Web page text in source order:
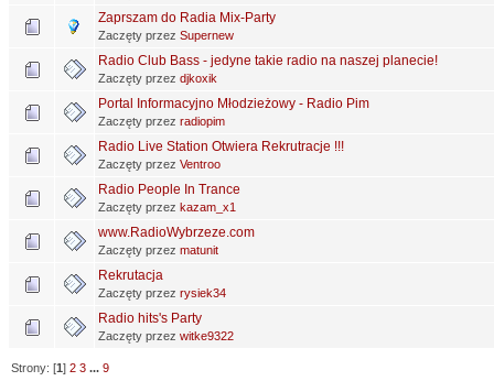
Zaprszam do Radia Mix-Party
Zaczęty przez Supernew
Radio Club Bass - jedyne takie radio na naszej planecie!
Zaczęty przez djkoxik
Portal Informacyjno Młodzieżowy - Radio Pim
Zaczęty przez radiopim
Radio Live Station Otwiera Rekrutracje !!!
Zaczęty przez Ventroo
Radio People In Trance
Zaczęty przez kazam_x1
www.RadioWybrzeze.com
Zaczęty przez matunit
Rekrutacja
Zaczęty przez rysiek34
Radio hits's Party
Zaczęty przez witke9322
Strony: [1]2 3 ...9